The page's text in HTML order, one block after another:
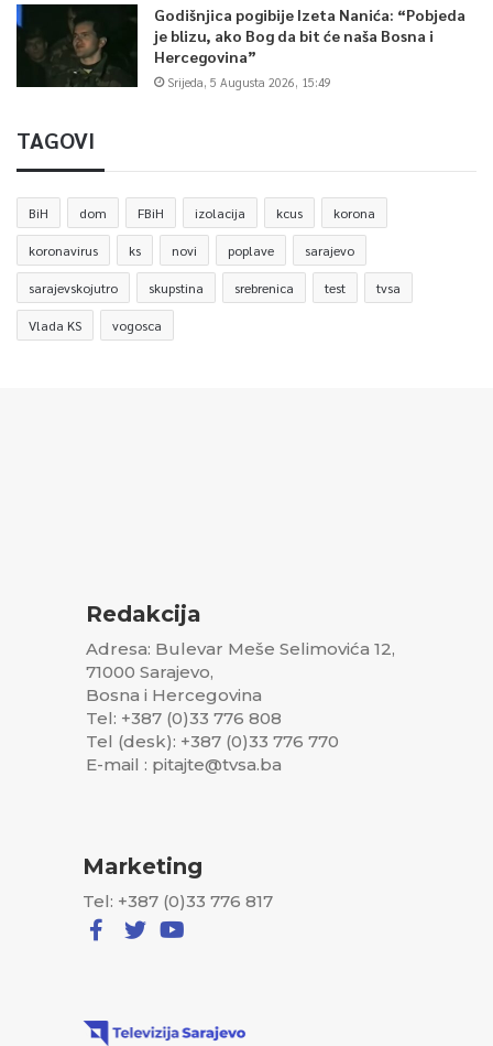
Godišnjica pogibije Izeta Nanića: “Pobjeda
je blizu, ako Bog da bit će naša Bosna i
Hercegovina”
Srijeda, 5 Augusta 2026, 15:49
TAGOVI
BiH dom FBiH izolacija kcus korona
koronavirus ks novi poplave sarajevo
sarajevskojutro skupstina srebrenica test tvsa
Vlada KS vogosca
Redakcija
Adresa: Bulevar Meše Selimovića 12,
71000 Sarajevo,
Bosna i Hercegovina
Tel: +387 (0)33 776 808
Tel (desk): +387 (0)33 776 770
E-mail : pitajte@tvsa.ba
Marketing
Tel: +387 (0)33 776 817